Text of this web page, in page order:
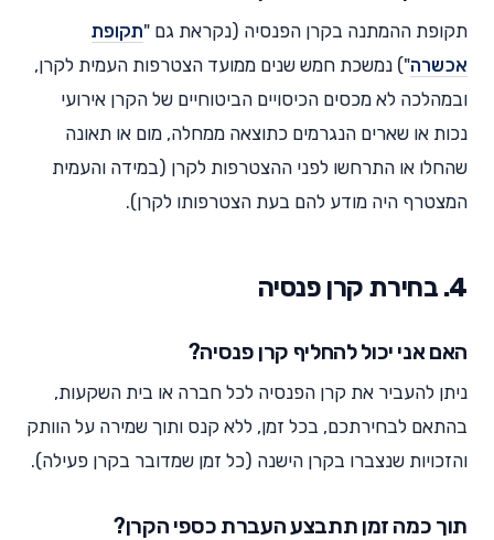
תקופת ההמתנה בקרן הפנסיה (נקראת גם "תקופת
אכשרה") נמשכת חמש שנים ממועד הצטרפות העמית לקרן,
ובמהלכה לא מכסים הכיסויים הביטוחיים של הקרן אירועי
נכות או שארים הנגרמים כתוצאה ממחלה, מום או תאונה
שהחלו או התרחשו לפני ההצטרפות לקרן (במידה והעמית
המצטרף היה מודע להם בעת הצטרפותו לקרן).
4. בחירת קרן פנסיה
האם אני יכול להחליף קרן פנסיה?
ניתן להעביר את קרן הפנסיה לכל חברה או בית השקעות,
בהתאם לבחירתכם, בכל זמן, ללא קנס ותוך שמירה על הוותק
והזכויות שנצברו בקרן הישנה (כל זמן שמדובר בקרן פעילה).
תוך כמה זמן תתבצע העברת כספי הקרן?